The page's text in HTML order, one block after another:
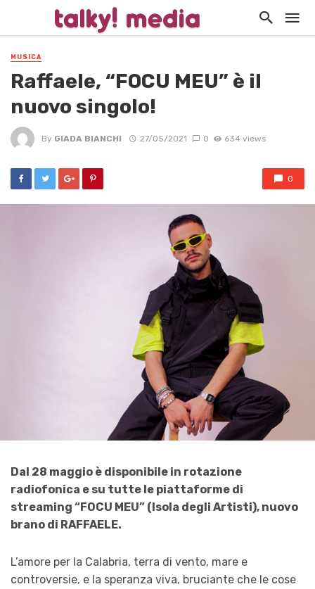
MUSICA
Raffaele, “FOCU MEU” è il
nuovo singolo!
By GIADA BIANCHI 27/05/2021 0 634 views
0
Dal 28 maggio è disponibile in rotazione
radiofonica e su tutte le piattaforme di
streaming “FOCU MEU” (Isola degli Artisti), nuovo
brano di RAFFAELE.
L’amore per la Calabria, terra di vento, mare e
controversie, e la speranza viva, bruciante che le cose